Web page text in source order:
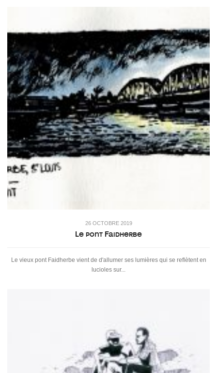
26 OCTOBRE 2019
Le pont Faidherbe
Le vieux pont Faidherbe vient de d'allumer ses lumières qui se reflètent en
lucioles sur...